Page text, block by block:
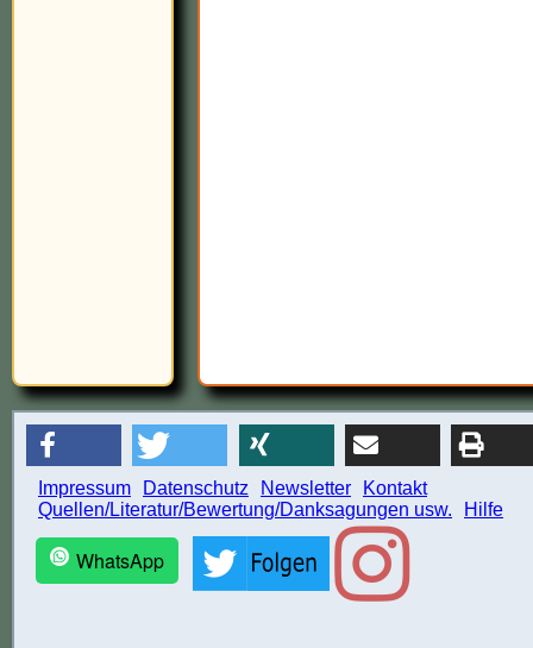
Impressum Datenschutz Newsletter
Kontakt
Quellen/Literatur/Bewertung/Danksagungen usw.
Hilfe
WhatsApp